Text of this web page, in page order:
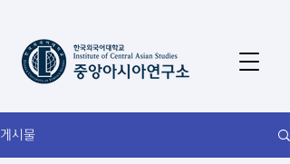
게시물